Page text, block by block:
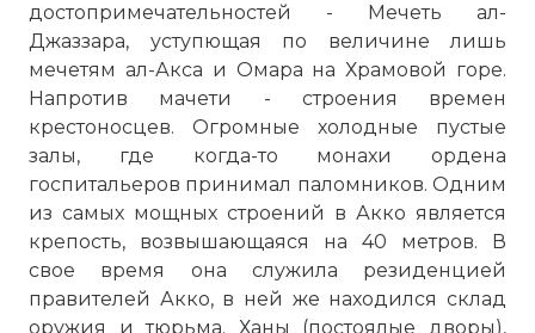
достопримечательностей - Мечеть ал-
Джаззара, уступющая по величине лишь
мечетям ал-Акса и Омара на Храмовой горе.
Напротив мачети - строения времен
крестоносцев. Огромные холодные пустые
залы, где когда-то монахи ордена
госпитальеров принимал паломников. Одним
из самых мощных строений в Акко является
крепость, возвышающаяся на 40 метров. В
свое время она служила резиденцией
правителей Акко, в ней же находился склад
оружия и тюрьма. Ханы (постоялые дворы),